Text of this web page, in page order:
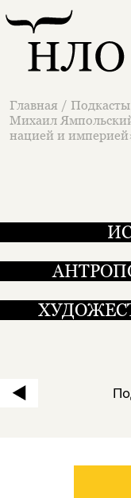
Главная / Подкасты
Михаил
нацией и